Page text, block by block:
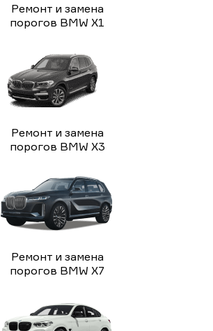
Ремонт и замена
порогов BMW X1
Ремонт и замена
порогов BMW X3
Ремонт и замена
порогов BMW X7